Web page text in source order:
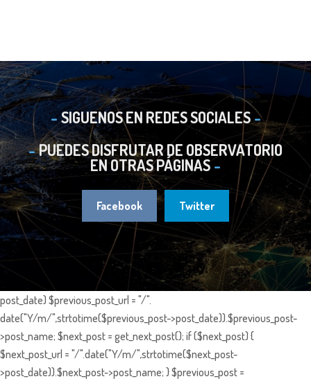
SIGUENOS EN REDES SOCIALES
PUEDES DISFRUTAR DE OBSERVATORIO
EN OTRAS PÁGINAS
Facebook Twitter
post_date) $previous_post_url = "/".
date("Y/m/",strtotime($previous_post->post_date)).$previous_post-
>post_name; $next_post = get_next_post(); if ($next_post) {
$next_post_url = "/".date("Y/m/",strtotime($next_post-
>post_date)).$next_post->post_name; } $previous_post =